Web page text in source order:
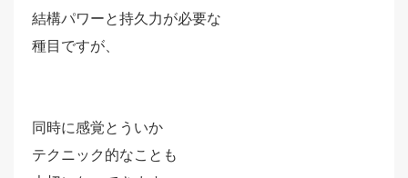
結構パワーと持久力が必要な
種目ですが、
同時に感覚とういか
テクニック的なことも